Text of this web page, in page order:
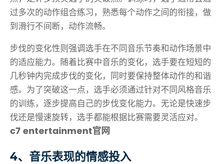
过多次的动作组合练习，熟悉每个动作之间的衔接，做
到滑行不间断，动作流畅。
步伐的变化性则强调选手在不同音乐节奏和动作场景中
的适应能力。随着比赛中音乐的变化，选手要在短短的
几秒钟内完成步伐的变化，同时要保持整体动作的和谐
感。为了突破这一点，选手必须通过针对不同风格音乐
的训练，逐步提高自己的步伐变化能力。无论是快速步
伐还是慢速旋转，选手都能根据比赛需要灵活应对。
c7 entertainment官网
4、音乐表现的情感投入